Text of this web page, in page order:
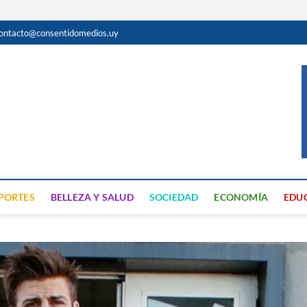
BELLEZA Y SALUD SOCIEDAD ECONOMÍA